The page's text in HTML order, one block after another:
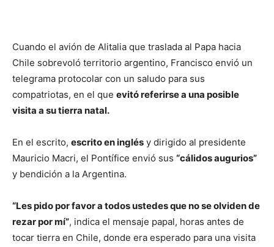
Cuando el avión de Alitalia que traslada al Papa hacia
Chile sobrevoló territorio argentino, Francisco envió un
telegrama protocolar con un saludo para sus
compatriotas, en el que evitó referirse a una posible
visita a su tierra natal.
En el escrito, escrito en inglés y dirigido al presidente
Mauricio Macri, el Pontífice envió sus “cálidos augurios”
y bendición a la Argentina.
“Les pido por favor a todos ustedes que no se olviden de
rezar por mí”, indica el mensaje papal, horas antes de
tocar tierra en Chile, donde era esperado para una visita